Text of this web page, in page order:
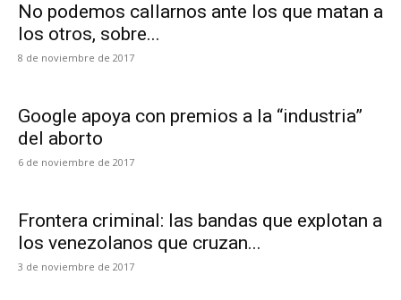
No podemos callarnos ante los que matan a
los otros, sobre...
8 de noviembre de 2017
Google apoya con premios a la “industria”
del aborto
6 de noviembre de 2017
Frontera criminal: las bandas que explotan a
los venezolanos que cruzan...
3 de noviembre de 2017